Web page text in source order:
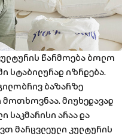
წარმოება ბოლო
სტაბილურად იზრდება.
ბაზარზე
მოთხოვნაა. მიუხედავად
საკმარისი არაა და
მარცვლეული კულტურის